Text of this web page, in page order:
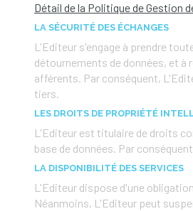
Détail de la Politique de Gestion
LA SÉCURITÉ DES ÉCHANGES
L'Editeur s'engage à prendre
détournements de données, et
afférents. Par conséquent,
tiers.
LES DROITS DE PROPRIÉTÉ
L'Editeur est titulaire de droits
base de données. Par
LA DISPONIBILITÉ DES SERVICES
L'Editeur dispose d'une
Néanmoins, L'Editeur peut